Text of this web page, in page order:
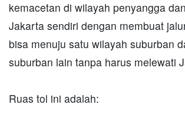
kemacetan di wilayah penyangga
Jakarta sendiri dengan membuat
bisa menuju satu wilayah suburban
suburban lain tanpa harus melewati
Ruas tol ini adalah: